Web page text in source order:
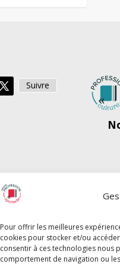
Pour offrir les meilleures
cookies pour stocker et/ou
consentir à ces technologies nous
comportement de navigation ou
Suivre